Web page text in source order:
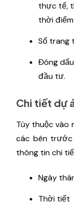
thực tế,
thời
Số trang
Đóng
đầu tư.
Chi tiết dự
Tùy thuộc vào
các bên trước
thông tin chi
Ngày
Thời tiết